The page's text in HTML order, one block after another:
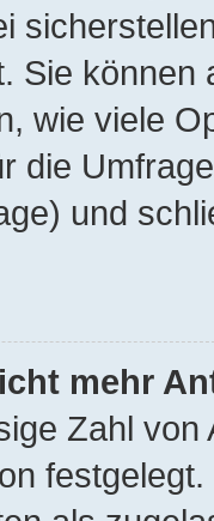
Sie können
wie viele
die
und
mehr
Zahl